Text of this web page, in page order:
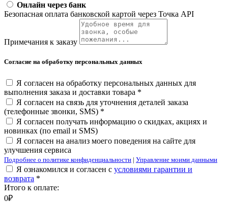
Онлайн через банк
Безопасная оплата банковской картой через Точка API
Примечания к заказу
Согласие на обработку персональных данных
Я согласен на обработку персональных данных для
выполнения заказа и доставки товара *
Я согласен на связь для уточнения деталей заказа
(телефонные звонки, SMS) *
Я согласен получать информацию о скидках, акциях и
новинках (по email и SMS)
Я согласен на анализ моего поведения на сайте для
улучшения сервиса
Подробнее о политике конфиденциальности | Управление моими данными
Я ознакомился и согласен с условиями гарантии и
возврата *
Итого к оплате:
0₽